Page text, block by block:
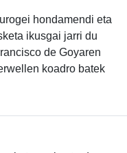
hondamendi eta
ikusgai jarri du
de Goyaren
koadro batek